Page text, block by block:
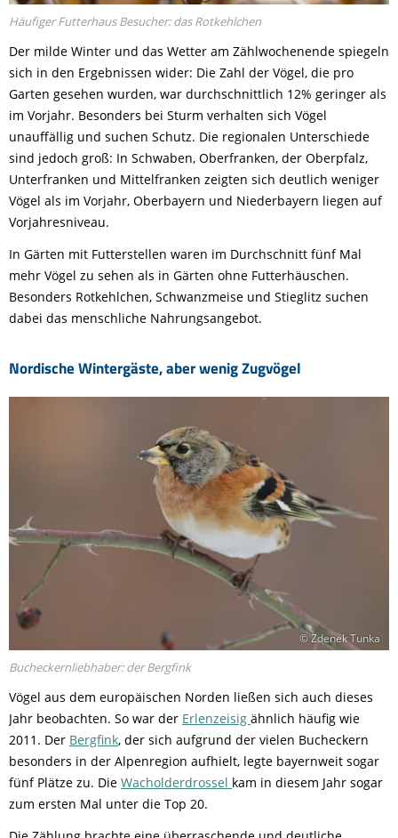
Häufiger Futterhaus Besucher: das Rotkehlchen
Der milde Winter und das Wetter am Zählwochenende spiegeln
sich in den Ergebnissen wider: Die Zahl der Vögel, die pro
Garten gesehen wurden, war durchschnittlich 12% geringer als
im Vorjahr. Besonders bei Sturm verhalten sich Vögel
unauffällig und suchen Schutz. Die regionalen Unterschiede
sind jedoch groß: In Schwaben, Oberfranken, der Oberpfalz,
Unterfranken und Mittelfranken zeigten sich deutlich weniger
Vögel als im Vorjahr, Oberbayern und Niederbayern liegen auf
Vorjahresniveau.
In Gärten mit Futterstellen waren im Durchschnitt fünf Mal
mehr Vögel zu sehen als in Gärten ohne Futterhäuschen.
Besonders Rotkehlchen, Schwanzmeise und Stieglitz suchen
dabei das menschliche Nahrungsangebot.
Nordische Wintergäste, aber wenig Zugvögel
© Zdenek Tunka
Bucheckernliebhaber: der Bergfink
Vögel aus dem europäischen Norden ließen sich auch dieses
Jahr beobachten. So war der Erlenzeisig ähnlich häufig wie
2011. Der Bergfink, der sich aufgrund der vielen Bucheckern
besonders in der Alpenregion aufhielt, legte bayernweit sogar
fünf Plätze zu. Die Wacholderdrossel kam in diesem Jahr sogar
zum ersten Mal unter die Top 20.